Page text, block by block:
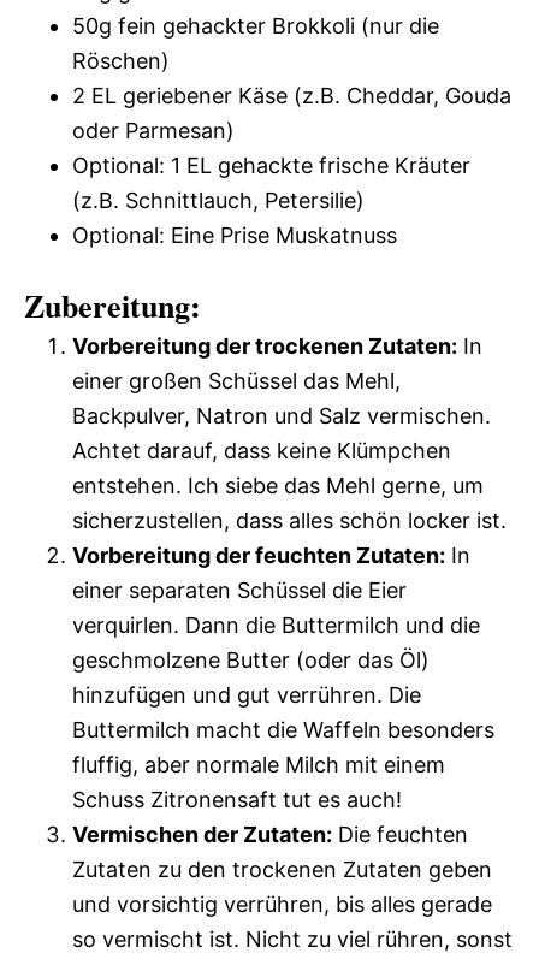
50g fein gehackter Brokkoli (nur die
Röschen)
2 EL geriebener Käse (z.B. Cheddar, Gouda
oder Parmesan)
Optional: 1 EL gehackte frische Kräuter
(z.B. Schnittlauch, Petersilie)
Optional: Eine Prise Muskatnuss
Zubereitung:
Vorbereitung der trockenen Zutaten: In
einer großen Schüssel das Mehl,
Backpulver, Natron und Salz vermischen.
Achtet darauf, dass keine Klümpchen
entstehen. Ich siebe das Mehl gerne, um
sicherzustellen, dass alles schön locker ist.
Vorbereitung der feuchten Zutaten: In
einer separaten Schüssel die Eier
verquirlen. Dann die Buttermilch und die
geschmolzene Butter (oder das Öl)
hinzufügen und gut verrühren. Die
Buttermilch macht die Waffeln besonders
fluffig, aber normale Milch mit einem
Schuss Zitronensaft tut es auch!
Vermischen der Zutaten: Die feuchten
Zutaten zu den trockenen Zutaten geben
und vorsichtig verrühren, bis alles gerade
so vermischt ist. Nicht zu viel rühren, sonst